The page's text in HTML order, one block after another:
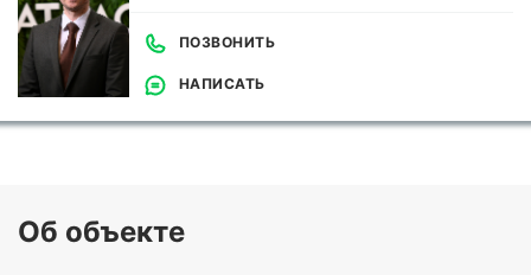
ПОЗВОНИТЬ
НАПИСАТЬ
Об объекте